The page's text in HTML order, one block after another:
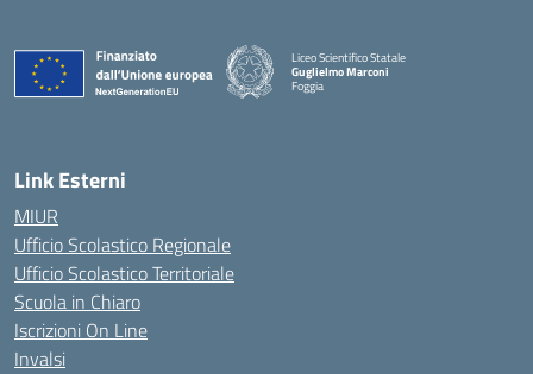
Liceo Scientifico Statale
Guglielmo Marconi
Foggia
— Visita la pagina iniziale della scuola
Link Esterni
MIUR
Ufficio Scolastico Regionale
Ufficio Scolastico Territoriale
Scuola in Chiaro
Iscrizioni On Line
Invalsi